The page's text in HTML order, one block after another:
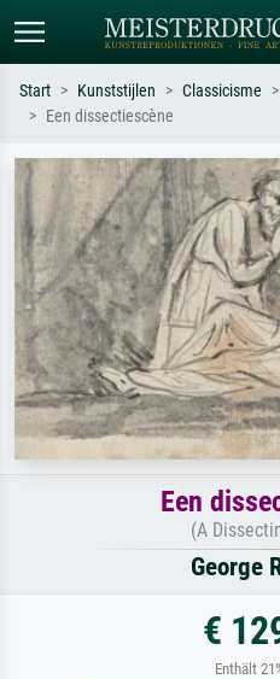
Zoek op kunstenaar, titel of stijl – bijv.
Monet, Sterrennacht, impressionisme,
Hokusai-golf, naakt.
Start Kunststijlen Classicisme
Een dissectiescène
Een
(A
George
€
Enthält